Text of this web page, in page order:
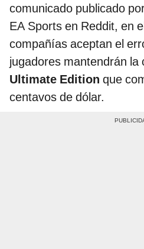
comunicado publicado
EA Sports en Reddit, en
compañías aceptan el
jugadores mantendrán la
Ultimate Edition que
centavos de dólar.